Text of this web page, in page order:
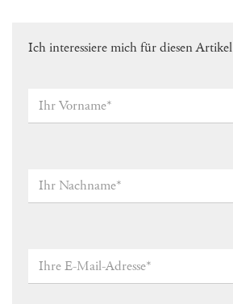
Ich interessiere mich für diesen Artikel
Ihr
Vorname**
Ihr
Nachname*
Ihre
E-